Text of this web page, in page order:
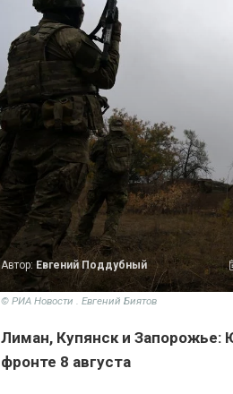
Автор: Евгений Поддубный
© РИА Новости . Евгений Биятов
Лиман, Купянск и Запорожье:
фронте 8 августа